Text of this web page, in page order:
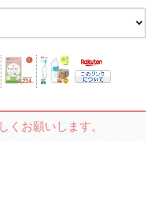
くお願いします。